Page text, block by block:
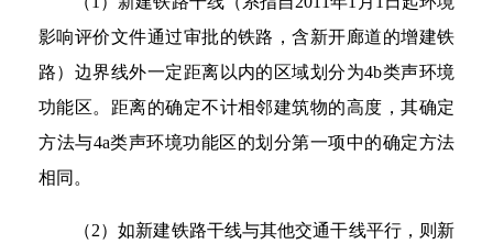
影响评价文件通过审批的铁路，含新开廊道的增建铁
路）边界线外一定距离以内的区域划分为4b类声环境
功能区。距离的确定不计相邻建筑物的高度，其确定
方法与4a类声环境功能区的划分第一项中的确定方法
相同。
（2）如新建铁路干线与其他交通干线平行，则新